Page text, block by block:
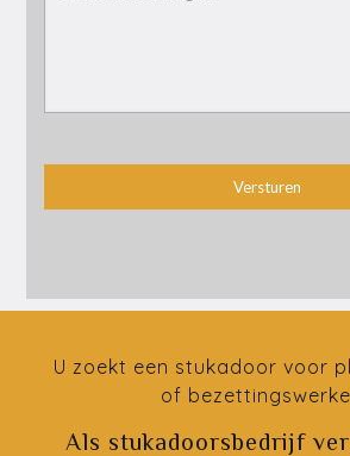
U zoekt een stukadoor voor
of
Als stukadoorsbedrijf